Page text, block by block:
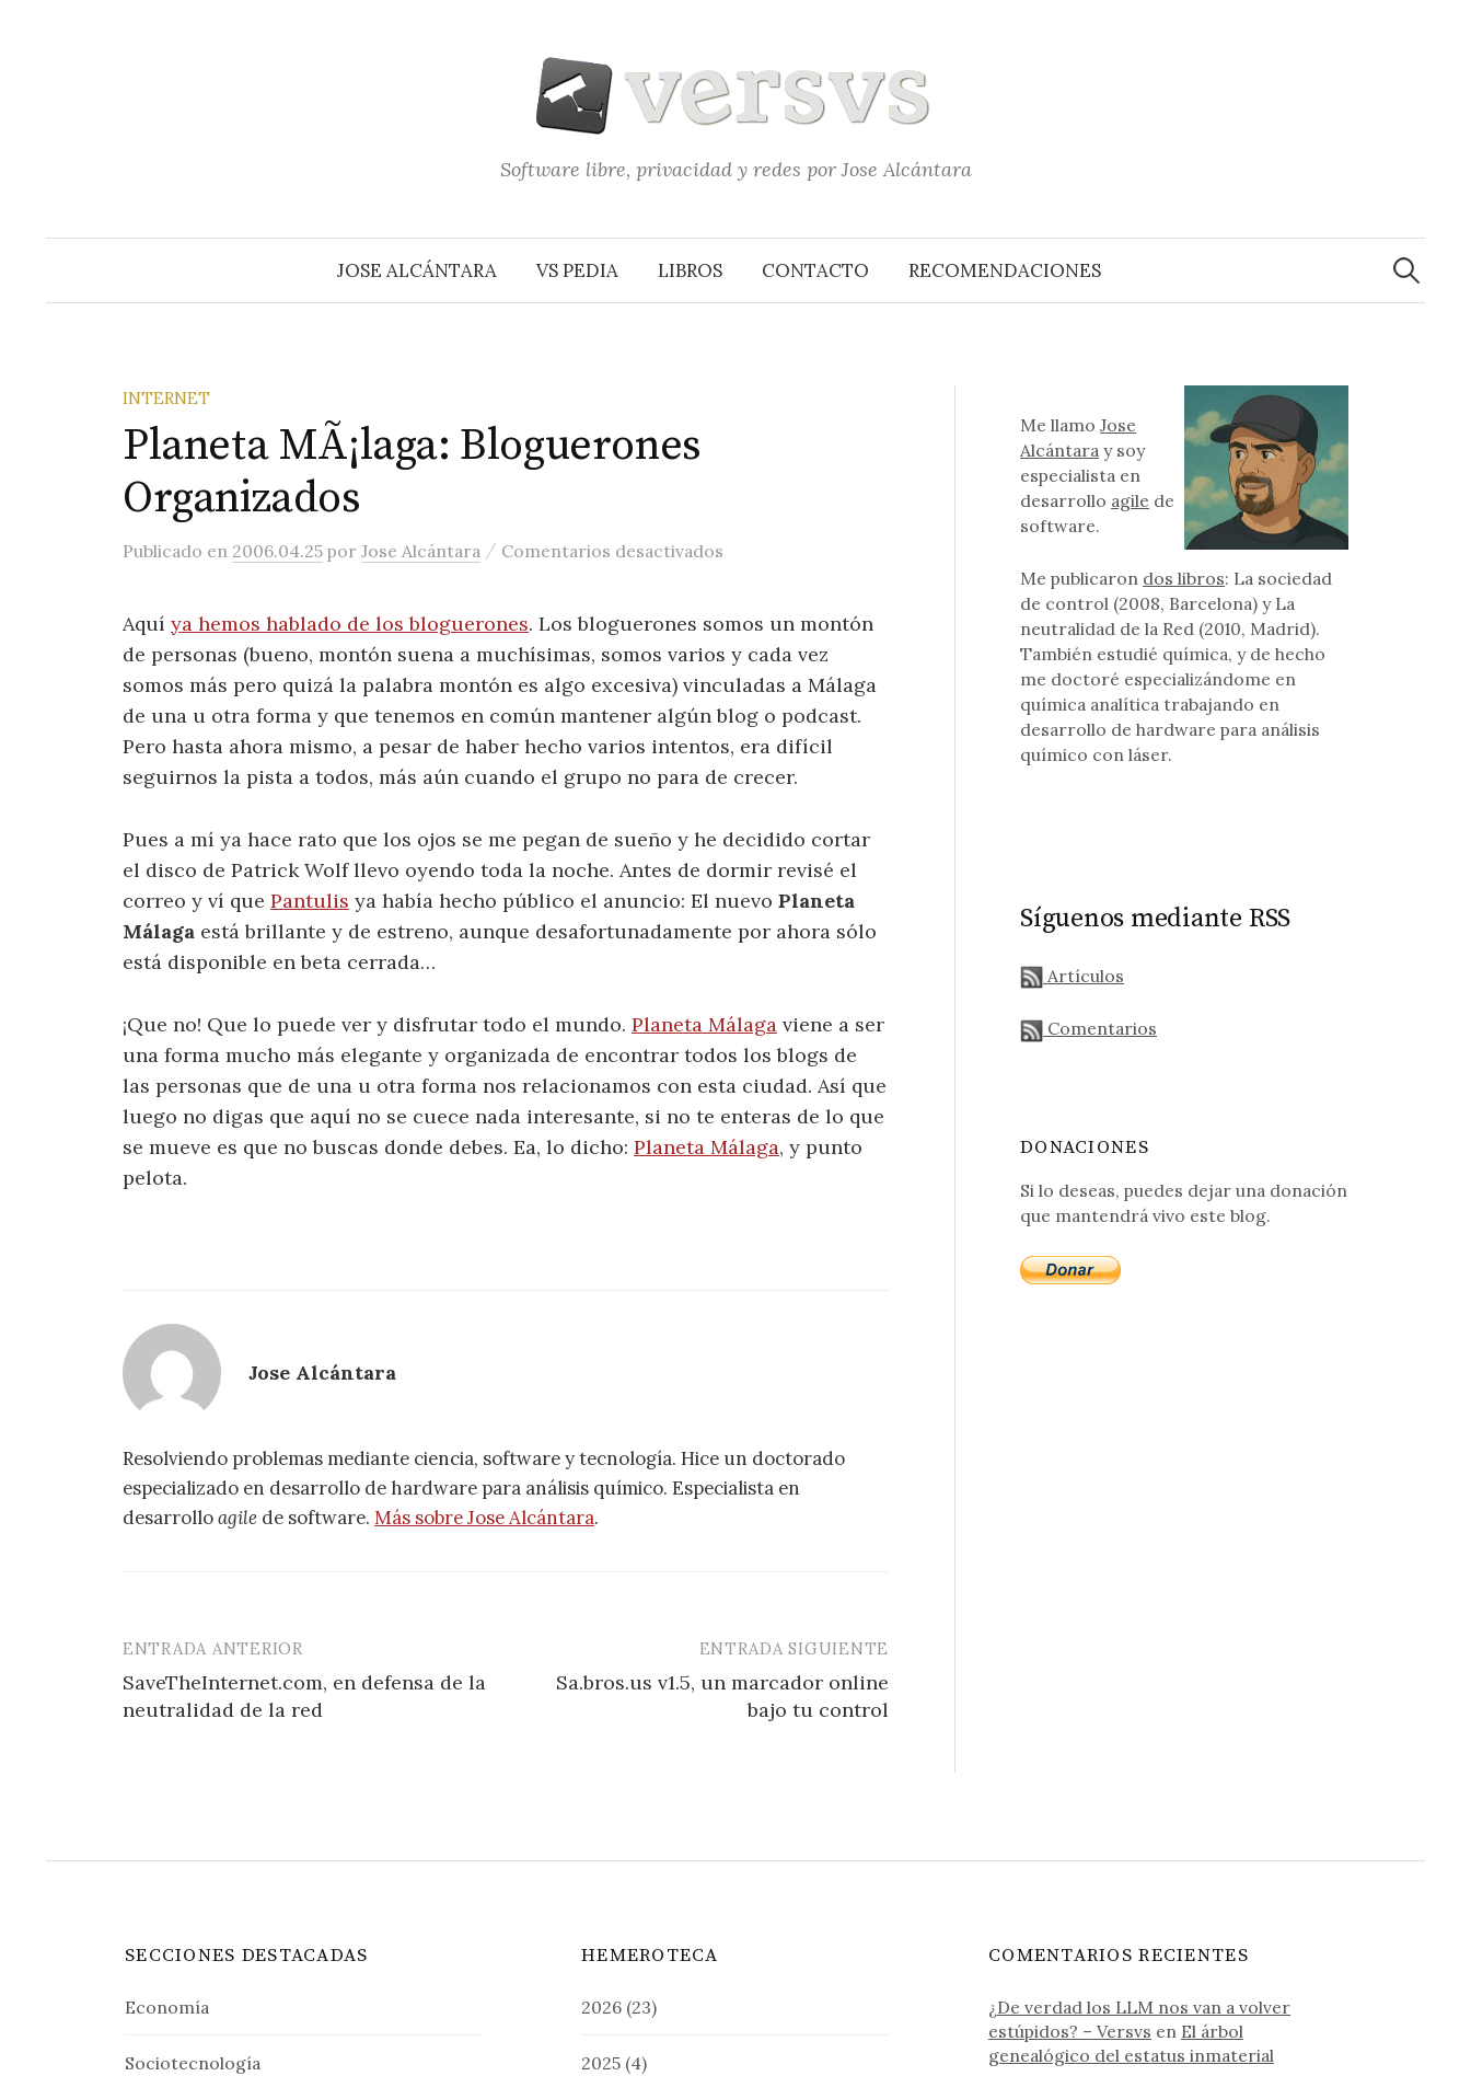
Software libre, privacidad y redes por Jose Alcántara
JOSE ALCÁNTARA VS PEDIA LIBROS CONTACTO RECOMENDACIONES
Buscar:
INTERNET
Planeta MÃ¡laga: Bloguerones
Organizados
Publicado en 2006.04.25 por Jose Alcántara / Comentarios desactivados
Aquí ya hemos hablado de los bloguerones. Los bloguerones somos un montón
de personas (bueno, montón suena a muchísimas, somos varios y cada vez
somos más pero quizá la palabra montón es algo excesiva) vinculadas a Málaga
de una u otra forma y que tenemos en común mantener algún blog o podcast.
Pero hasta ahora mismo, a pesar de haber hecho varios intentos, era difícil
seguirnos la pista a todos, más aún cuando el grupo no para de crecer.
Pues a mí ya hace rato que los ojos se me pegan de sueño y he decidido cortar
el disco de Patrick Wolf llevo oyendo toda la noche. Antes de dormir revisé el
correo y ví que Pantulis ya había hecho público el anuncio: El nuevo Planeta
Málaga está brillante y de estreno, aunque desafortunadamente por ahora sólo
está disponible en beta cerrada…
¡Que no! Que lo puede ver y disfrutar todo el mundo. Planeta Málaga viene a ser
una forma mucho más elegante y organizada de encontrar todos los blogs de
las personas que de una u otra forma nos relacionamos con esta ciudad. Así que
luego no digas que aquí no se cuece nada interesante, si no te enteras de lo que
se mueve es que no buscas donde debes. Ea, lo dicho: Planeta Málaga, y punto
pelota.
Jose Alcántara
Resolviendo problemas mediante ciencia, software y tecnología. Hice un doctorado
especializado en desarrollo de hardware para análisis químico. Especialista en
desarrolloagile de software. Más sobre Jose Alcántara.
Navegación
de
ENTRADA ANTERIOR
SaveTheInternet.com, en defensa de la
neutralidad de la red
ENTRADA SIGUIENTE
Sa.bros.us v1.5, un marcador online
bajo tu control
Me llamoJose
Alcántara y soy
especialista en
desarrollo agile de
software.
Me publicaron dos libros: La sociedad
de control (2008, Barcelona) y La
neutralidad de la Red (2010, Madrid).
También estudié química, y de hecho
me doctoré especializándome en
química analítica trabajando en
desarrollo de hardware para análisis
químico con láser.
Síguenos mediante RSS
Artículos
Comentarios
DONACIONES
Si lo deseas, puedes dejar una donación
que mantendrá vivo este blog.
SECCIONES DESTACADAS
Economía
Sociotecnología
HEMEROTECA
2026 (23)
2025 (4)
COMENTARIOS RECIENTES
¿De verdad los LLM nos van a volver
estúpidos? – Versvs en El árbol
genealógico del estatus inmaterial